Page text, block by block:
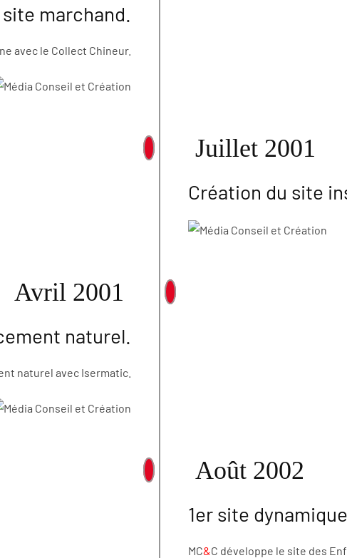
site marchand.
avec le Collect Chineur.
Juillet 2001
Création du site
Avril 2001
naturel.
naturel avec Isermatic.
Août 2002
1er site
MC&C développe le site des